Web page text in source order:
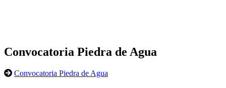
Convocatoria Piedra de Agua
Convocatoria Piedra de Agua